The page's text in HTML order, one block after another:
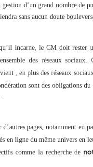
d’un grand nombre de
sans aucun doute
incarne, le CM doit rester
des réseaux sociaux.
, en plus des réseaux
sont des obligations du
.
pages, notamment en
en ligne du même univers en
comme la recherche de